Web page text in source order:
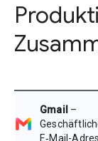
Gmail –
E‑Mail-